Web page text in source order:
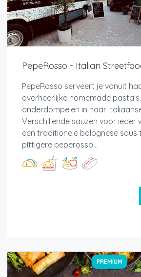
PepeRosso - Italian
PepeRosso serveert je vanuit
overheerlijke homemade
onderdompelen in haar
Verschillende sauzen voor ieder
een traditionele bolognese saus
pittigere peperosso...
PREMIUM